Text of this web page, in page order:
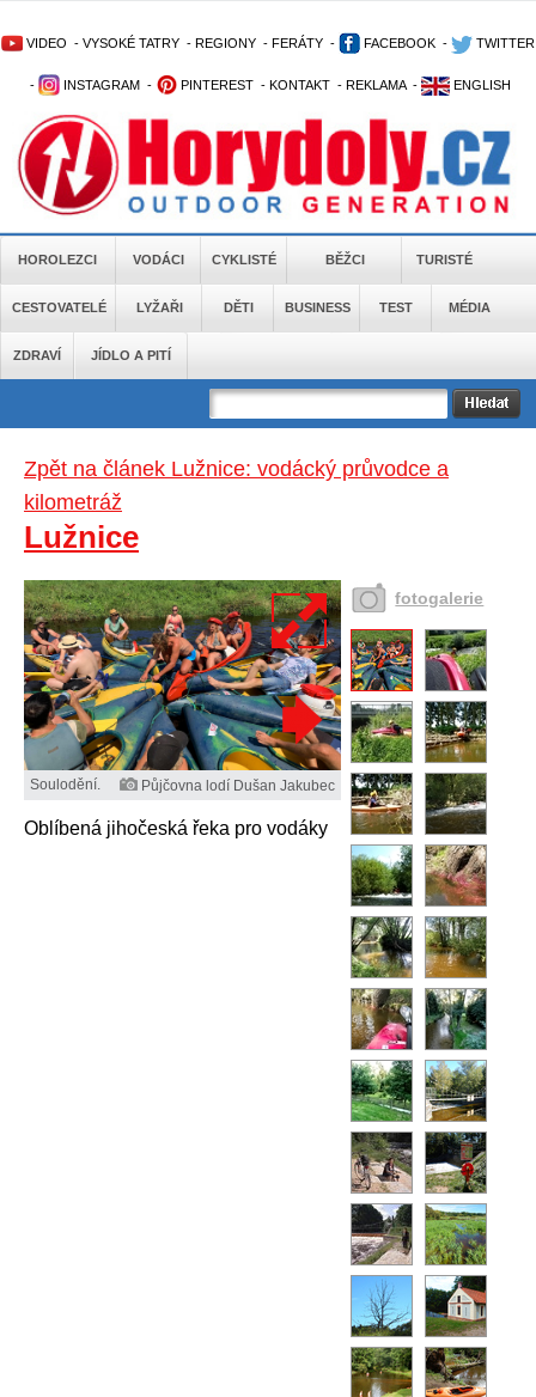
VIDEO - VYSOKÉ TATRY - REGIONY - FERÁTY - FACEBOOK - TWITTER
- INSTAGRAM - PINTEREST - KONTAKT - REKLAMA - ENGLISH
HOROLEZCI VODÁCI CYKLISTÉ BĚŽCI TURISTÉ
CESTOVATELÉ LYŽAŘI DĚTI BUSINESS TEST MÉDIA
ZDRAVÍ JÍDLO A PITÍ
Zpět na článek Lužnice: vodácký průvodce a
kilometráž
Lužnice
Soulodění. Půjčovna lodí Dušan Jakubec
Oblíbená jihočeská řeka pro vodáky
fotogalerie